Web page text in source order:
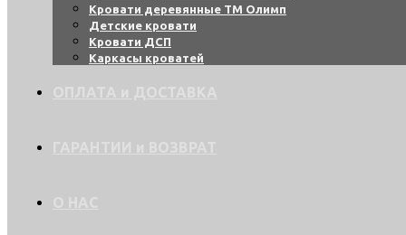
Кровати деревянные ТМ Олимп
Детские кровати
Кровати ДСП
Каркасы кроватей